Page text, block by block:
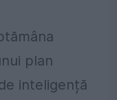
plan
inteligență